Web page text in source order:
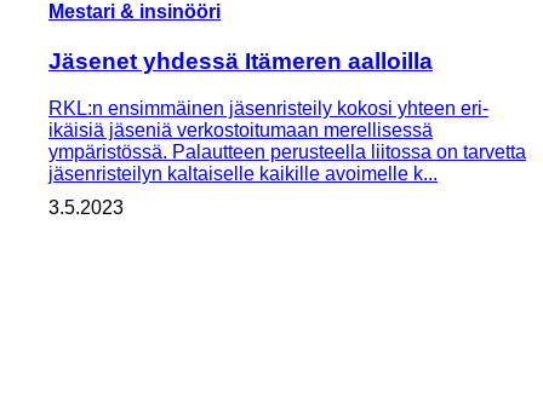
Mestari & insinööri
Jäsenet yhdessä Itämeren aalloilla
RKL:n ensimmäinen jäsenristeily kokosi yhteen eri-
ikäisiä jäseniä verkostoitumaan merellisessä
ympäristössä. Palautteen perusteella liitossa on tarvetta
jäsenristeilyn kaltaiselle kaikille avoimelle k...
3.5.2023